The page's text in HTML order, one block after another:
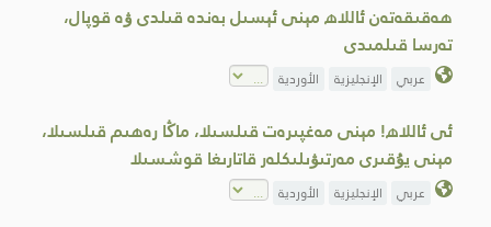
ھەقىقەتەن ئاللاھ مېنى ئېسىل بەندە قىلدى ۋە قوپال،
تەرسا قىلمىدى
عربي الإنجليزية الأوردية
ئى ئاللاھ! مېنى مەغپىرەت قىلسىلا، ماڭا رەھىم قىلسىلا،
مېنى يۇقىرى مەرتىۋىلىكلەر قاتارىغا قوشسىلا
عربي الإنجليزية الأوردية